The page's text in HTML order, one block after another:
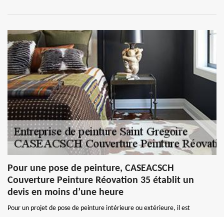
Pour une pose de peinture, CASEACSCH
Couverture Peinture Réovation 35 établit un
devis en moins d’une heure
Pour un projet de pose de peinture intérieure ou extérieure, il est